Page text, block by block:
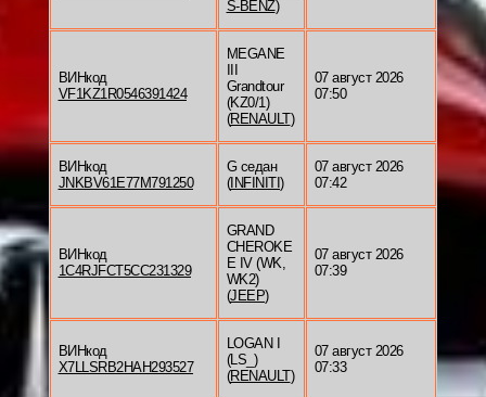
S-BENZ)
ВИНкод
VF1KZ1R0546391424
MEGANE
Grandtour
(KZ0/1)
(RENAULT)
07 август 2026
07:50
ВИНкод
JNKBV61E77M791250
G седан
(INFINITI )
07 август 2026
07:42
ВИНкод
1C4RJFCT5CC231329
GRAND
CHEROKE
E IV (WK,
WK2)
(JEEP)
07 август 2026
07:39
ВИНкод
X7LLSRB2HAH293527
LOGAN I
(LS_)
(RENAULT)
07 август 2026
07:33